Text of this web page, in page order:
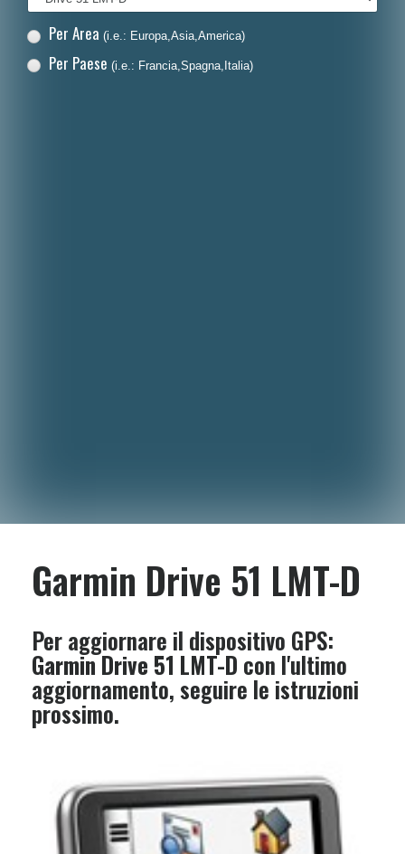
Dansk
Per Area (i.e.: Europa,Asia,America)
Per Paese (i.e.: Francia,Spagna,Italia)
Garmin Drive 51 LMT-D
Per aggiornare il dispositivo GPS:
Garmin Drive 51 LMT-D con l'ultimo
aggiornamento, seguire le istruzioni
prossimo.